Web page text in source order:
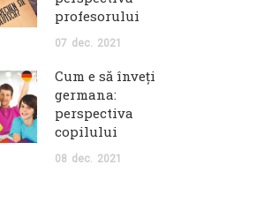
profesorului
07 dec. 2021
Cum e să înveţi
germana:
perspectiva
copilului
08 dec. 2021